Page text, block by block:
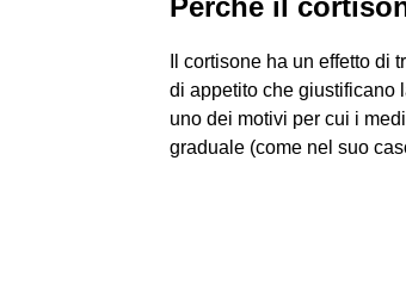
Perché il
Il cortisone ha un effetto
di appetito che giustificano
uno dei motivi per cui i
graduale (come nel suo